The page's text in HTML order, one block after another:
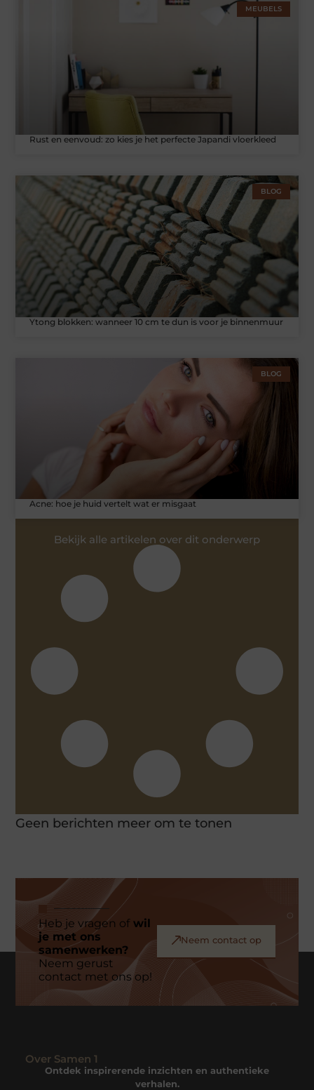
MEUBELS
Rust en eenvoud: zo kies je het perfecte Japandi vloerkleed
BLOG
Ytong blokken: wanneer 10 cm te dun is voor je binnenmuur
BLOG
Acne: hoe je huid vertelt wat er misgaat
Bekijk alle artikelen over dit onderwerp
Geen berichten meer om te tonen
Heb je vragen ofwil
je met ons
samenwerken?
Neem gerust
contact met ons op!
Neem contact op
Over Samen 1
Ontdek inspirerende inzichten en authentieke
verhalen.